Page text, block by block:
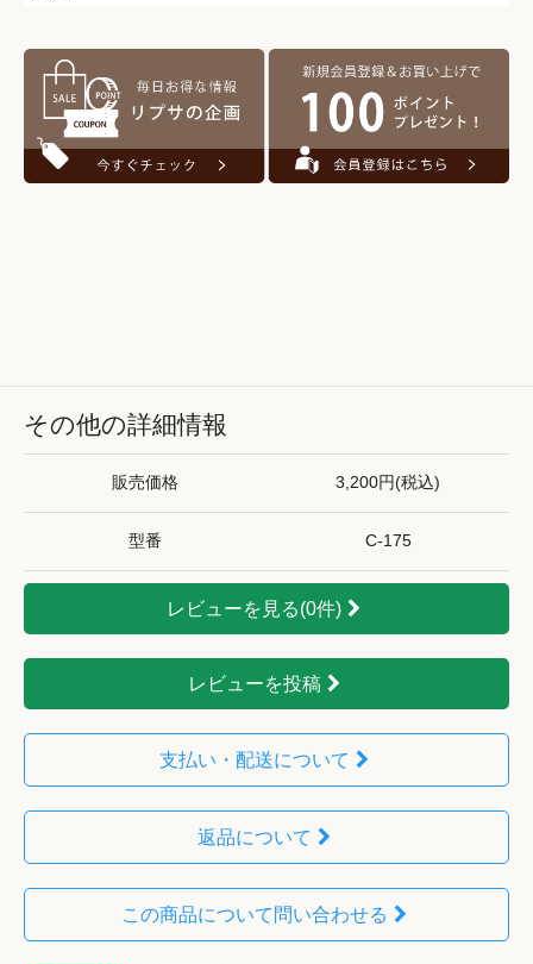
その他の詳細情報
販売価格 3,200円(税込)
型番 C-175
レビューを見る(0件)
レビューを投稿
支払い・配送について
返品について
この商品について問い合わせる